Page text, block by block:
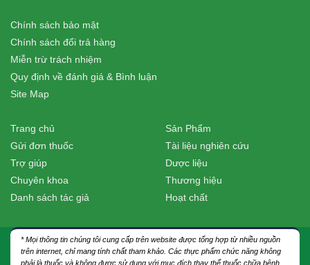
Chính sách bảo mật
Chính sách đổi trả hàng
Miễn trừ trách nhiệm
Quy định về đánh giá & Bình luận
Site Map
Trang chủ
Gửi đơn thuốc
Trợ giúp
Chuyên khoa
Danh sách tác giả
Sản Phẩm
Tài liệu nghiên cứu
Dược liệu
Thương hiệu
Hoạt chất
* Mọi thông tin chúng tôi cung cấp trên website được tổng hợp từ nhiều nguồn
trên internet, chỉ mang tính chất tham khảo. Các thực phẩm chức năng không
phải là thuốc và không được sử dụng với mục đích thay thế thuốc chữa bệnh.